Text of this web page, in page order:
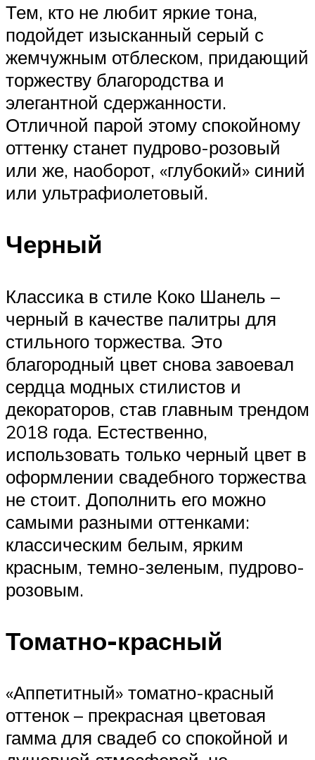
Тем, кто не любит яркие тона,
подойдет изысканный серый с
жемчужным отблеском, придающий
торжеству благородства и
элегантной сдержанности.
Отличной парой этому спокойному
оттенку станет пудрово-розовый
или же, наоборот, «глубокий» синий
или ультрафиолетовый.
Черный
Классика в стиле Коко Шанель –
черный в качестве палитры для
стильного торжества. Это
благородный цвет снова завоевал
сердца модных стилистов и
декораторов, став главным трендом
2018 года. Естественно,
использовать только черный цвет в
оформлении свадебного торжества
не стоит. Дополнить его можно
самыми разными оттенками:
классическим белым, ярким
красным, темно-зеленым, пудрово-
розовым.
Томатно-красный
«Аппетитный» томатно-красный
оттенок – прекрасная цветовая
гамма для свадеб со спокойной и